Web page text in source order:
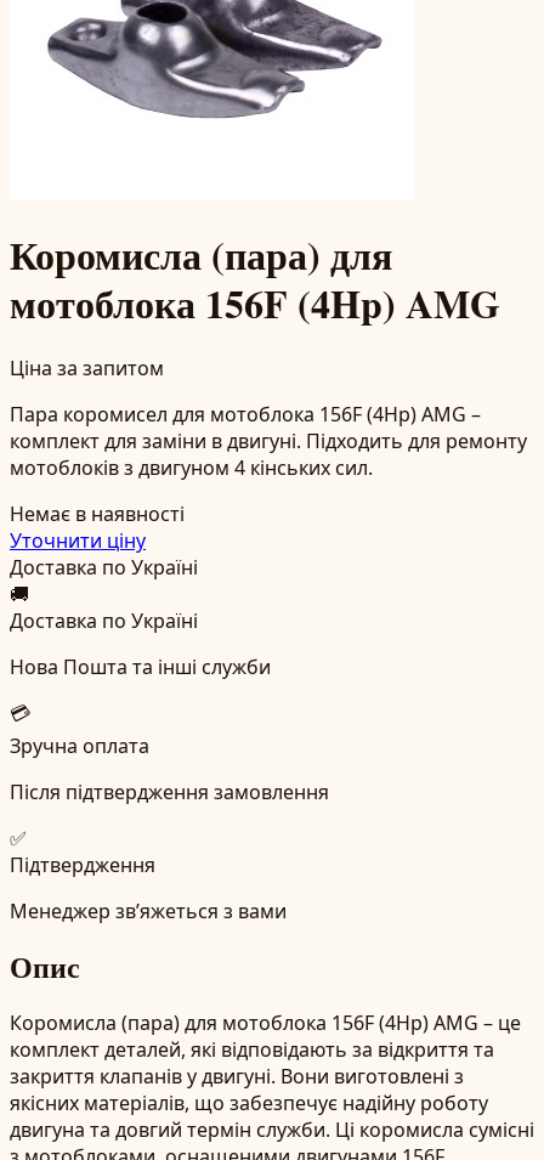
Коромисла (пара) для
мотоблока 156F (4Hp) AMG
Ціна за запитом
Пара коромисел для мотоблока 156F (4Hp) AMG –
комплект для заміни в двигуні. Підходить для ремонту
мотоблоків з двигуном 4 кінських сил.
Немає в наявності
Уточнити ціну
Доставка по Україні
🚚
Доставка по Україні
Нова Пошта та інші служби
💳
Зручна оплата
Після підтвердження замовлення
✅
Підтвердження
Менеджер зв’яжеться з вами
Опис
Коромисла (пара) для мотоблока 156F (4Hp) AMG – це
комплект деталей, які відповідають за відкриття та
закриття клапанів у двигуні. Вони виготовлені з
якісних матеріалів, що забезпечує надійну роботу
двигуна та довгий термін служби. Ці коромисла сумісні